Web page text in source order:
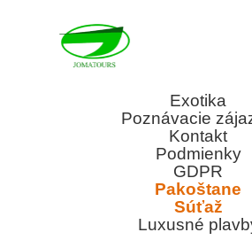
Exotika
Poznávacie
Kontakt
Podmienky
GDPR
Pakoštane
Súťaž
Luxusné